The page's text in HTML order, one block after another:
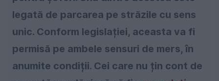
legată de parcarea pe străzile cu sens
unic. Conform legislației, aceasta va fi
permisă pe ambele sensuri de mers, în
anumite condiții. Cei care nu țin cont de